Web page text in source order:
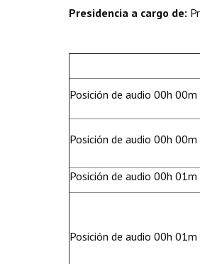
Presidencia a cargo de:
Posición de audio 00h 00m
Posición de audio 00h 00m
Posición de audio 00h 01m
Posición de audio 00h 01m